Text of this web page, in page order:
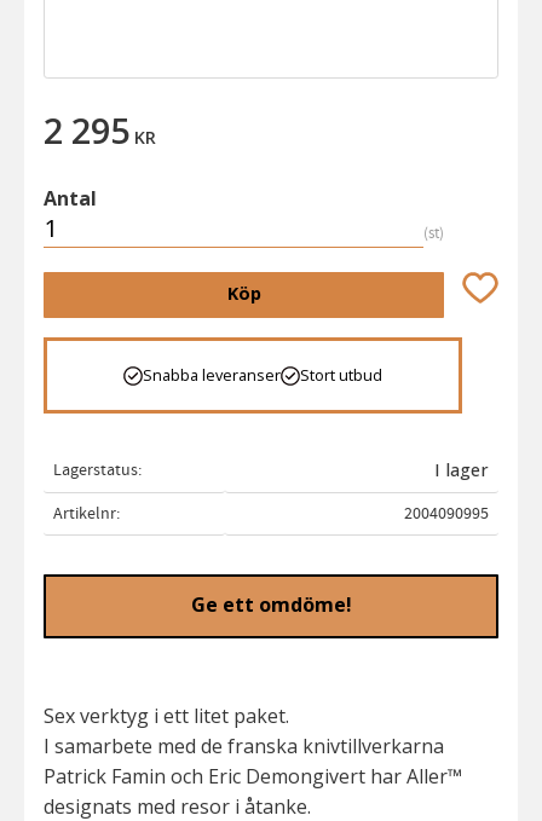
2 295 KR
Antal
st
Köp Lägg till
Snabba leveranser Stort utbud
Lagerstatus
I lager
Artikelnr
2004090995
Ge ett omdöme!
Sex verktyg i ett litet paket.
I samarbete med de franska knivtillverkarna
Patrick Famin och Eric Demongivert har Aller™
designats med resor i åtanke.